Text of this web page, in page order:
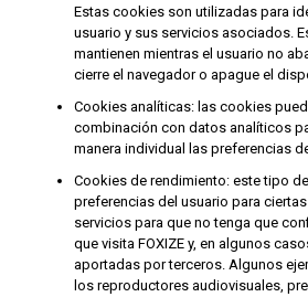
Estas cookies son utilizadas para
usuario y sus servicios asociados.
mantienen mientras el usuario no
cierre el navegador o apague el
Cookies analíticas: las cookies
combinación con datos analíticos
manera individual las preferencias
Cookies de rendimiento: este tipo
preferencias del usuario para
servicios para que no tenga que
que visita FOXIZE y, en algunos
aportadas por terceros. Algunos
los reproductores audiovisuales,